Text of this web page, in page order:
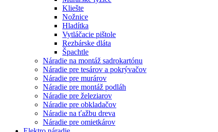
Kliešte
Nožnice
Hladítka
Vytláčacie pištole
Rezbárske dláta
Špachtle
Náradie na montáž sadrokartónu
Náradie pre tesárov a pokrývačov
Náradie pre murárov
Náradie pre montáž podláh
Náradie pre železiarov
Náradie pre obkladačov
Náradie na ťažbu dreva
Náradie pre omietkárov